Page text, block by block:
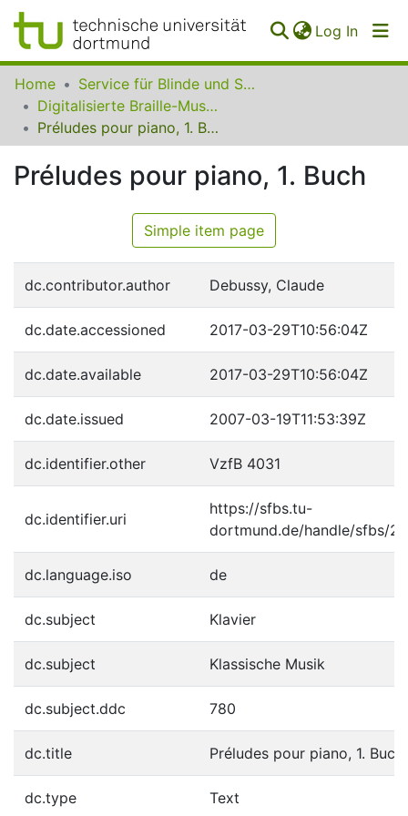
Log In
Communities
Collections
All of SfBS
Home
Service für Blinde und Sehbehinderte der UB Dortmund
Digitalisierte Braille-Musik-Matrizen des VzfB
Préludes pour piano, 1. Buch
Préludes pour piano, 1. Buch
Simple item page
dc.contributor.author Debussy, Claude
dc.date.accessioned 2017-03-29T10:56:04Z
dc.date.available 2017-03-29T10:56:04Z
dc.date.issued 2007-03-19T11:53:39Z
dc.identifier.other VzfB 4031
dc.identifier.uri
https://sfbs.tu-
dortmund.de/handle/sfbs/
dc.language.iso de
dc.subject Klavier
dc.subject Klassische Musik
dc.subject.ddc 780
dc.title Préludes pour piano, 1. Buch
dc.type Text